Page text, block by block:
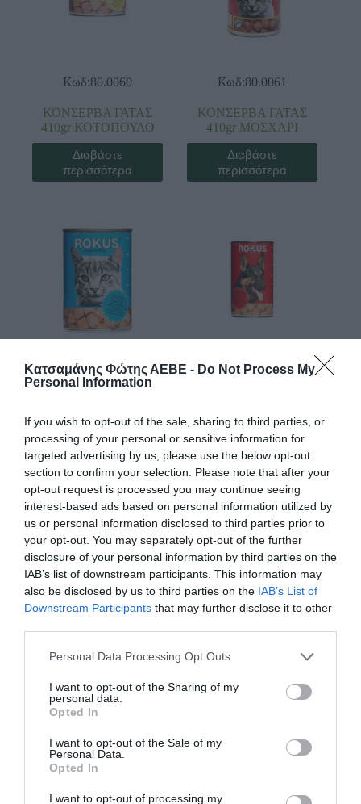
Κατσαμάνης Φώτης ΑΕΒΕ - Do Not Process My
Personal Information
If you wish to opt-out of the sale, sharing to third parties, or
processing of your personal or sensitive information for
targeted advertising by us, please use the below opt-out
section to confirm your selection. Please note that after your
opt-out request is processed you may continue seeing
interest-based ads based on personal information utilized by
us or personal information disclosed to third parties prior to
your opt-out. You may separately opt-out of the further
disclosure of your personal information by third parties on the
IAB’s list of downstream participants. This information may
also be disclosed by us to third parties on the IAB’s List of
Downstream Participants that may further disclose it to other
Personal Data Processing Opt Outs
I want to opt-out of the Sharing of my
personal data.
Opted In
I want to opt-out of the Sale of my
Personal Data.
Opted In
I want to opt-out of processing my
Κωδ:80.0060
ΚΟΝΣΕΡΒΑ ΓΑΤΑΣ
410gr ΚΟΤΟΠΟΥΛΟ
Διαβάστε
περισσότερα
Κωδ:80.0061
ΚΟΝΣΕΡΒΑ ΓΑΤΑΣ
410gr ΜΟΣΧΑΡΙ
Διαβάστε
περισσότερα
Κωδ:80.0062
410gr ΨΑΡΙ
Διαβάστε
περισσότερα
410gr ΜΟΣΧΑΡΙ
Διαβάστε
περισσότερα
ΚΟΝΣΕΡΒΑ ΣΚΥΛΟΥ
1250gr ΚΟΤΟΠΟΥΛΟ
Διαβάστε
περισσότερα